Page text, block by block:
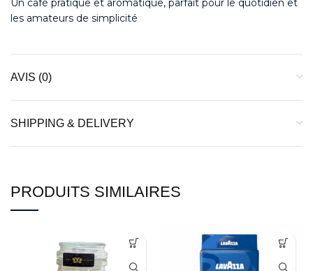
Un café pratique et aromatique, parfait pour le quotidien et
les amateurs de simplicité
AVIS (0)
SHIPPING & DELIVERY
PRODUITS SIMILAIRES